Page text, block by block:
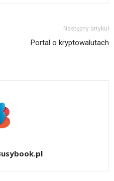
Następny artykuł
Portal o kryptowalutach